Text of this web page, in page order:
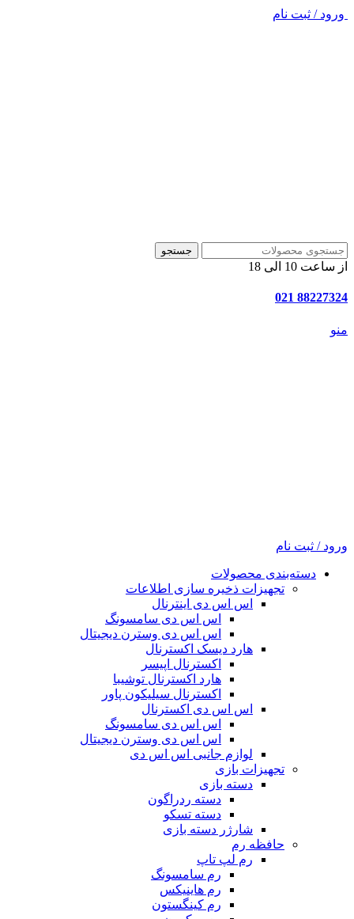
ورود / ثبت نام
جستجو
از ساعت 10 الی 18
88227324 021
منو
ورود / ثبت نام
دسته‌بندی محصولات
تجهیزات ذخیره سازی اطلاعات
اس اس دی اینترنال
اس اس دی سامسونگ
اس اس دی وسترن دیجیتال
هارد دیسک اکسترنال
اکسترنال اپیسر
هارد اکسترنال توشیبا
اکسترنال سیلیکون پاور
اس اس دی اکسترنال
اس اس دی سامسونگ
اس اس دی وسترن دیجیتال
لوازم جانبی اس اس دی
تجهیزات بازی
دسته بازی
دسته ردراگون
دسته تسکو
شارژر دسته بازی
حافظه رم
رم لپ تاپ
رم سامسونگ
رم هاینیکس
رم کینگستون